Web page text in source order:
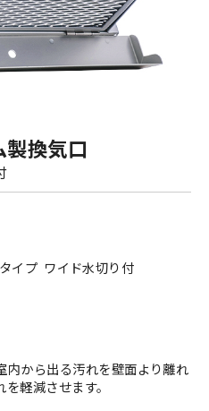
換気口
イプ ワイド水切り付
内から出る汚れを壁面より離れ
軽減させます。